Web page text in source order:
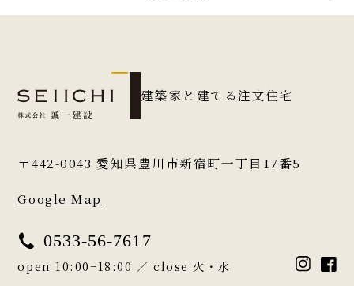
建築家と建てる注文住宅
〒442-0043 愛知県豊川市新宿町一丁目17番5
Google Map
0533-56-7617
open 10:00−18:00 ／ close 火・水